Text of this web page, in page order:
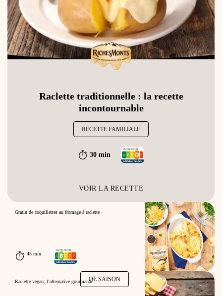
Raclette traditionnelle : la recette
incontournable
RECETTE FAMILIALE
30 min
VOIR LA RECETTE
Gratin de coquillettes au fromage à raclette
45 min
DE SAISON
Raclette vegan, l’alternative gourmande